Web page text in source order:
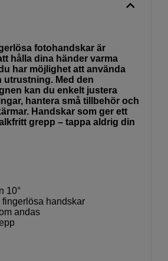
fotohandskar är
hålla dina händer varma
har möjlighet att använda
utrustning. Med den
kan du enkelt justera
hantera små tillbehör och
Handskar som ger ett
grepp – tappa aldrig din
10°
handskar
andas